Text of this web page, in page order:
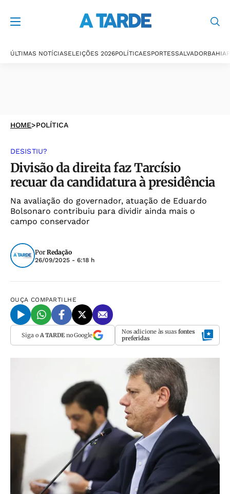
ÚLTIMAS NOTÍCIASELEIÇÕES 2026POLÍTICAESPORTESSALVADORBAHIA
HOME>POLÍTICA
DESISTIU?
Divisão da direita faz Tarcísio
recuar da candidatura à presidência
Na avaliação do governador, atuação de Eduardo
Bolsonaro contribuiu para dividir ainda mais o
campo conservador
Por Redação
26/09/2025 - 6:18 h
OUÇA COMPARTILHE
Siga o A TARDEno Google Nos adicione às suas fontes
preferidas